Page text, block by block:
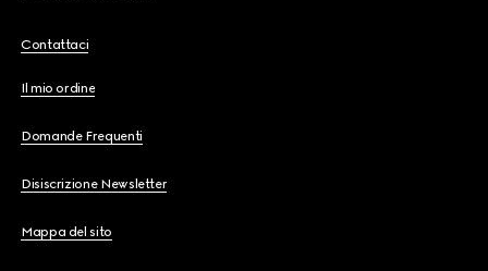
Contattaci
Il mio ordine
Domande Frequenti
Disiscrizione Newsletter
Mappa del sito